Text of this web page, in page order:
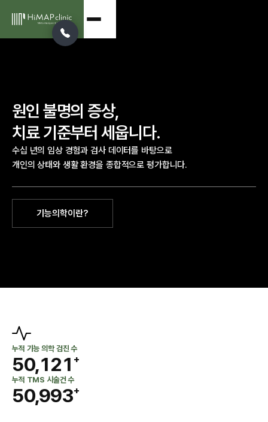
원인 불명의 증상,
치료 기준부터 세웁니다.
수십 년의 임상 경험과 검사 데이터를 바탕으로
개인의 상태와 생활 환경을 종합적으로 평가합니다.
기능의학이란?
누적 기능 의학 검진 수
5
6
7
0
1
2
,1
2
3
2
3
4
1
2
3
+
누적 TMS 시술건 수
50,993+